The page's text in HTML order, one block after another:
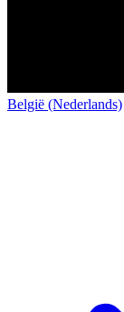
België (Nederlands)